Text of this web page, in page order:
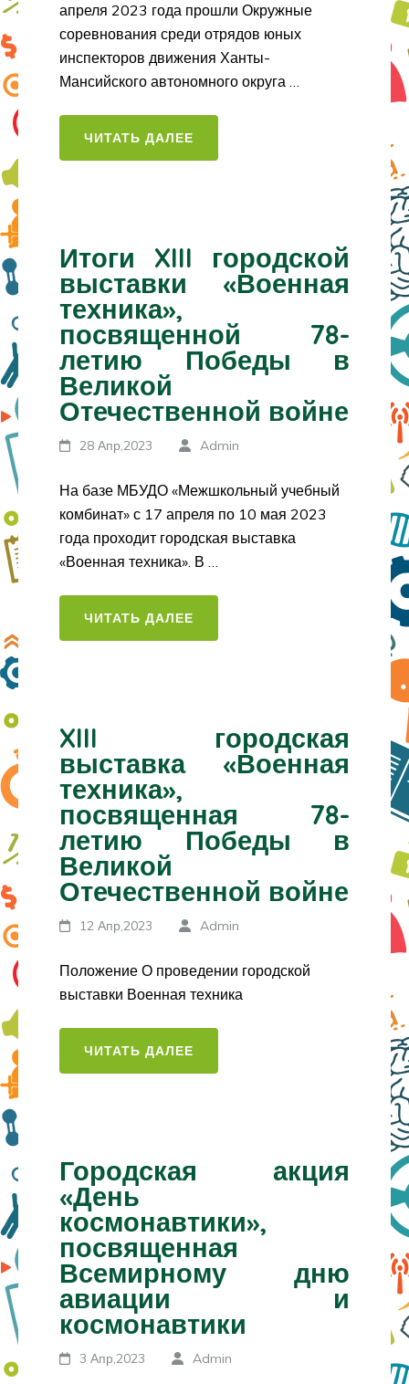
апреля 2023 года прошли Окружные
соревнования среди отрядов юных
инспекторов движения Ханты-
Мансийского автономного округа …
ЧИТАТЬ ДАЛЕЕ
Итоги XIII городской
выставки «Военная
техника»,
посвященной 78-
летию Победы в
Великой
Отечественной войне
28 Апр,2023 Admin
На базе МБУДО «Межшкольный учебный
комбинат» с 17 апреля по 10 мая 2023
года проходит городская выставка
«Военная техника». В …
ЧИТАТЬ ДАЛЕЕ
XIII городская
выставка «Военная
техника»,
посвященная 78-
летию Победы в
Великой
Отечественной войне
12 Апр,2023 Admin
Положение О проведении городской
выставки Военная техника
ЧИТАТЬ ДАЛЕЕ
Городская акция
«День
космонавтики»,
посвященная
Всемирному дню
авиации и
космонавтики
3 Апр,2023 Admin